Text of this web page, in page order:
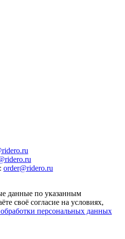
: order@ridero.ru
данные по указанным
своё согласие на условиях,
персональных данных